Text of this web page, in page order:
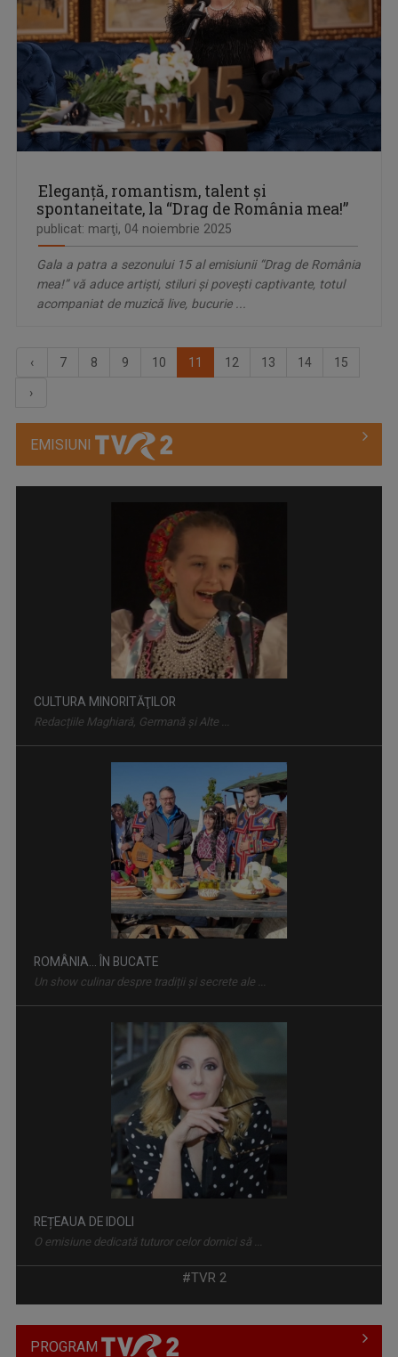
Eleganţă, romantism, talent și
spontaneitate, la “Drag de România mea!”
publicat: marţi, 04 noiembrie 2025
Gala a patra a sezonului 15 al emisiunii “Drag de România
mea!” vă aduce artişti, stiluri şi poveşti captivante, totul
acompaniat de muzică live, bucurie ...
‹ 7 8 9 10 11 12 13 14 15
›
EMISIUNI
CULTURA MINORITĂŢILOR
Redacțiile Maghiară, Germană și Alte ...
ROMÂNIA... ÎN BUCATE
Un show culinar despre tradiții și secrete ale ...
REȚEAUA DE IDOLI
O emisiune dedicată tuturor celor dornici să ...
#TVR 2
PROGRAM